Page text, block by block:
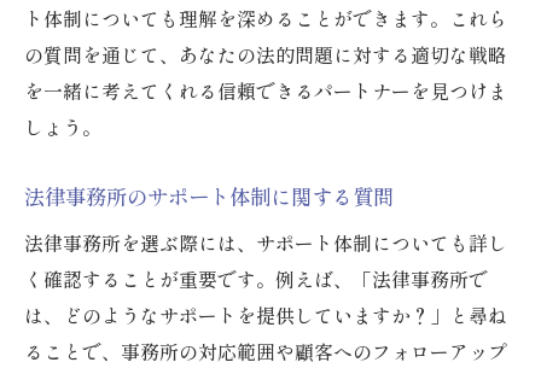
ト体制についても理解を深めることができます。これら
の質問を通じて、あなたの法的問題に対する適切な戦略
を一緒に考えてくれる信頼できるパートナーを見つけま
しょう。
法律事務所のサポート体制に関する質問
法律事務所を選ぶ際には、サポート体制についても詳し
く確認することが重要です。例えば、「法律事務所で
は、どのようなサポートを提供していますか？」と尋ね
ることで、事務所の対応範囲や顧客へのフォローアップ